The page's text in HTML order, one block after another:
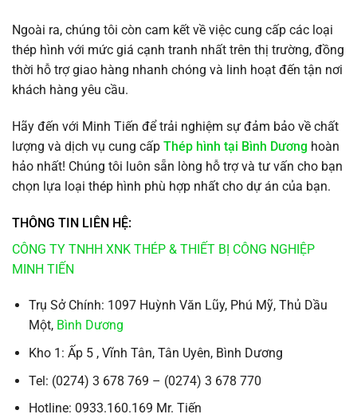
Ngoài ra, chúng tôi còn cam kết về việc cung cấp các loại
thép hình với mức giá cạnh tranh nhất trên thị trường, đồng
thời hỗ trợ giao hàng nhanh chóng và linh hoạt đến tận nơi
khách hàng yêu cầu.
Hãy đến với Minh Tiến để trải nghiệm sự đảm bảo về chất
lượng và dịch vụ cung cấp Thép hình tại Bình Dương hoàn
hảo nhất! Chúng tôi luôn sẵn lòng hỗ trợ và tư vấn cho bạn
chọn lựa loại thép hình phù hợp nhất cho dự án của bạn.
THÔNG TIN LIÊN HỆ:
CÔNG TY TNHH XNK THÉP & THIẾT BỊ CÔNG NGHIỆP
MINH TIẾN
Trụ Sở Chính: 1097 Huỳnh Văn Lũy, Phú Mỹ, Thủ Dầu
Một, Bình Dương
Kho 1: Ấp 5 , Vĩnh Tân, Tân Uyên, Bình Dương
Tel: (0274) 3 678 769 – (0274) 3 678 770
Hotline: 0933.160.169 Mr. Tiến